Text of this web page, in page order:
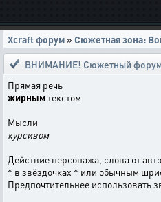
Xcraft форум » Сюжетная зона:
ВНИМАНИЕ! Сюжетный форум.
Прямая речь
жирнымтекстом
Мысли
курсивом
Действие персонажа, слова от
* в звёздочках * или обычным
Предпочтительнее